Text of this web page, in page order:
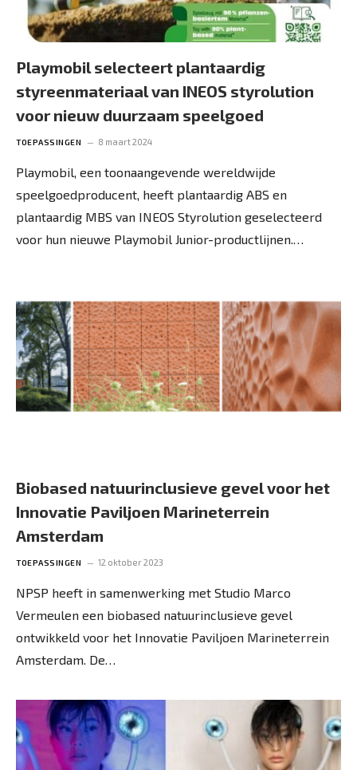
Playmobil selecteert plantaardig
styreenmateriaal van INEOS styrolution
voor nieuw duurzaam speelgoed
TOEPASSINGEN 8 maart 2024
Playmobil, een toonaangevende wereldwijde
speelgoedproducent, heeft plantaardig ABS en
plantaardig MBS van INEOS Styrolution geselecteerd
voor hun nieuwe Playmobil Junior-productlijnen.…
Biobased natuurinclusieve gevel voor het
Innovatie Paviljoen Marineterrein
Amsterdam
TOEPASSINGEN 12 oktober 2023
NPSP heeft in samenwerking met Studio Marco
Vermeulen een biobased natuurinclusieve gevel
ontwikkeld voor het Innovatie Paviljoen Marineterrein
Amsterdam. De…